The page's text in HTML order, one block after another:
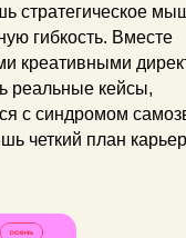
стратегическое
гибкость. Вместе
креативными
реальные кейсы,
с синдромом
четкий план